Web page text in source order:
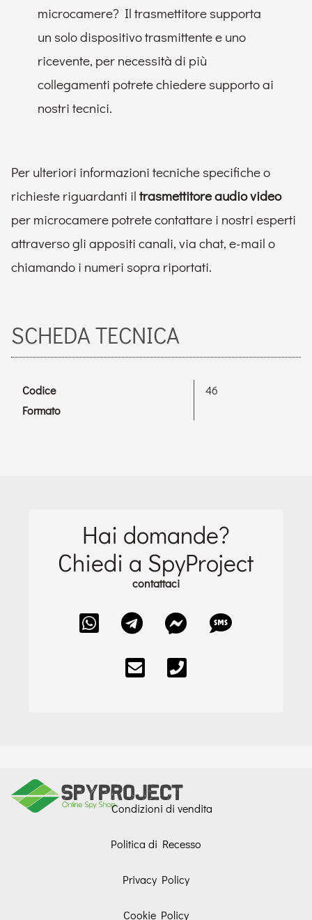
microcamere? Il trasmettitore supporta
un solo dispositivo trasmittente e uno
ricevente, per necessità di più
collegamenti potrete chiedere supporto ai
nostri tecnici.
Per ulteriori informazioni tecniche specifiche o
richieste riguardanti il trasmettitore audio video
per microcamere potrete contattare i nostri esperti
attraverso gli appositi canali, via chat, e-mail o
chiamando i numeri sopra riportati.
SCHEDA TECNICA
Codice
46
Formato
Hai domande?
Chiedi a SpyProject
contattaci
Condizioni di vendita
Politica di Recesso
Privacy Policy
Cookie Policy